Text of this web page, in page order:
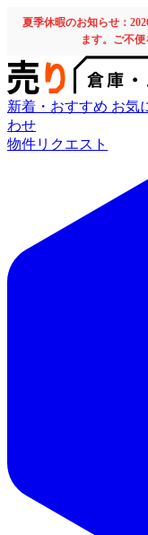
夏季休暇のお知らせ：
ます。ご不
新着・おすすめ お気
わせ
物件リクエスト